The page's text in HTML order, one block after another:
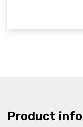
Product